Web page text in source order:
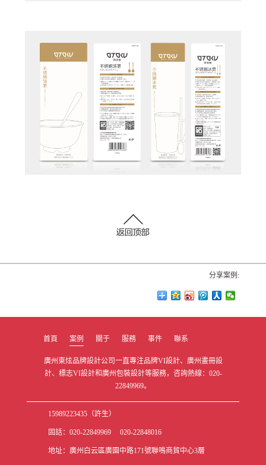
分享案例:
首頁 案例 關于 服務 事件 聯系
廣州東炫品牌設計公司一直專注品牌VI設計、廣州畫冊設
計、標志VI設計和廣州包裝設計等服務，咨詢熱線：020-
22849969。
15989223435（許生）
固話：020-22849969 020-22848016
地址：廣州白云區廣園中路171號聯鳴商貿中心3層